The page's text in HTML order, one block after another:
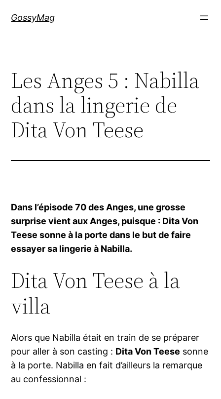
GossyMag
Les Anges 5 : Nabilla
dans la lingerie de
Dita Von Teese
Dans l’épisode 70 des Anges, une grosse
surprise vient aux Anges, puisque : Dita Von
Teese sonne à la porte dans le but de faire
essayer sa lingerie à Nabilla.
Dita Von Teese à la
villa
Alors que Nabilla était en train de se préparer
pour aller à son casting : Dita Von Teese sonne
à la porte. Nabilla en fait d’ailleurs la remarque
au confessionnal :